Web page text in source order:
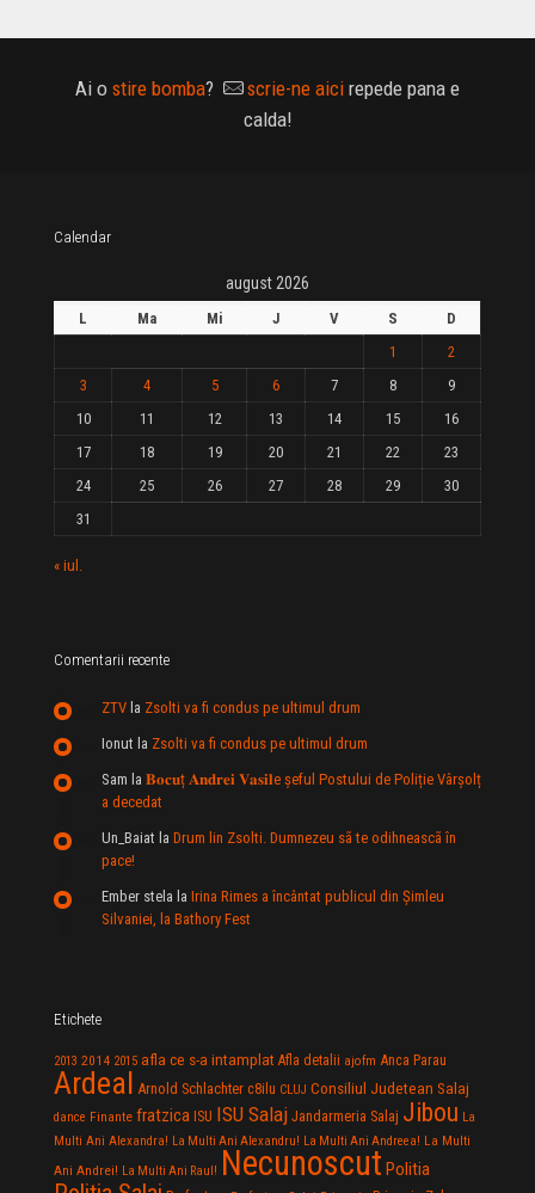
Ai o stire bomba? scrie-ne aici repede pana e
calda!
Calendar
august 2026
L Ma Mi J V S
D
1
2
3
4 5 6 7 8
9
10
11 12 13 14 15
16
17
18 19 20 21 22
23
24
25 26 27 28 29
30
31
« iul.
Comentarii recente
ZTV la Zsolti va fi condus pe ultimul drum
Ionut la Zsolti va fi condus pe ultimul drum
Sam la 𝐁𝐨𝐜𝐮ț 𝐀𝐧𝐝𝐫𝐞𝐢 𝐕𝐚𝐬𝐢𝐥e şeful Postului de Poliție Vârșolț
a decedat
Un_Baiat la Drum lin Zsolti. Dumnezeu sã te odihneascã în
pace!
Ember stela la Irina Rimes a încântat publicul din Şimleu
Silvaniei, la Bathory Fest
Etichete
2013 2014 2015 afla ce s-a intamplat Afla detalii ajofm Anca Parau
Ardeal Arnold Schlachter c8ilu CLUJ Consiliul Judetean Salaj
dance Finante fratzica ISU ISU Salaj Jandarmeria Salaj Jibou La
Multi Ani Alexandra! La Multi Ani Alexandru! La Multi Ani Andreea! La Multi
Ani Andrei! La Multi Ani Raul! Necunoscut Politia